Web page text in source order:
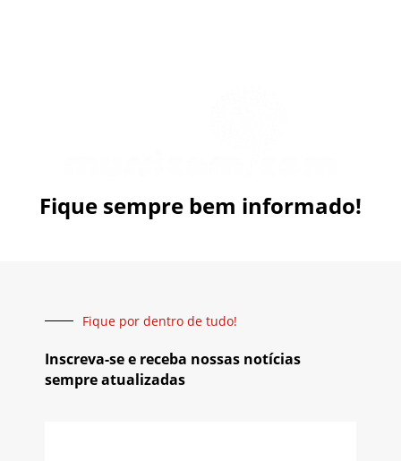
Fique sempre bem informado!
Fique por dentro de tudo!
Inscreva-se e receba nossas notícias
sempre atualizadas